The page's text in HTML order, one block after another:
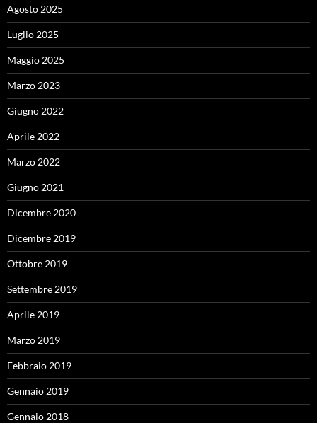
Agosto 2025
Luglio 2025
Maggio 2025
Marzo 2023
Giugno 2022
Aprile 2022
Marzo 2022
Giugno 2021
Dicembre 2020
Dicembre 2019
Ottobre 2019
Settembre 2019
Aprile 2019
Marzo 2019
Febbraio 2019
Gennaio 2019
Gennaio 2018